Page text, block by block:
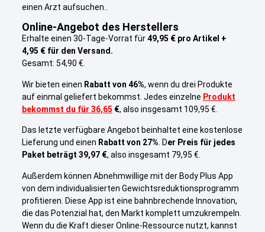
einen Arzt aufsuchen..
Online-Angebot des Herstellers
Erhalte einen 30-Tage-Vorrat für49,95 € pro Artikel +
4,95 € für den Versand.
Gesamt: 54,90 €.
Wir bieten einen Rabatt von 46%, wenn du drei Produkte
auf einmal geliefert bekommst. Jedes einzelne Produkt
bekommst du für 36,65 €, also insgesamt 109,95 €.
Das letzte verfügbare Angebot beinhaltet eine kostenlose
Lieferung und einen Rabatt von 27% . Der Preis für jedes
Paket beträgt 39,97 €, also insgesamt 79,95 €.
Außerdem können Abnehmwillige mit der Body Plus App
von dem individualisierten Gewichtsreduktionsprogramm
profitieren. Diese App ist eine bahnbrechende Innovation,
die das Potenzial hat, den Markt komplett umzukrempeln.
Wenn du die Kraft dieser Online-Ressource nutzt, kannst